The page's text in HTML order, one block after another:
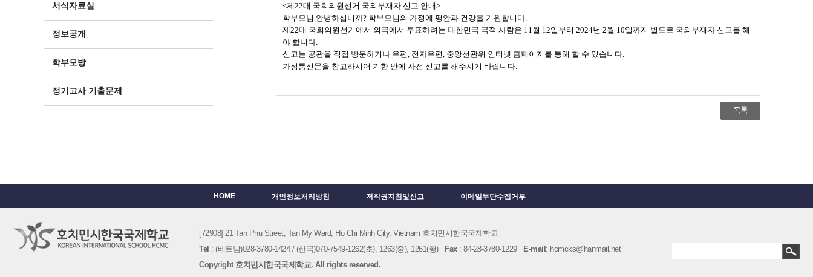
서식자료실
정보공개
학부모방
정기고사 기출문제
<제22대 국회의원선거 국외부재자 신고 안내>
학부모님 안녕하십니까? 학부모님의 가정에 평안과 건강을 기원합니다.
제22대 국회의원선거에서 외국에서 투표하려는 대한민국 국적 사람은 11월 12일부터 2024년 2월 10일까지 별도로 국외부재자 신고를 해
야 합니다.
신고는 공관을 직접 방문하거나 우편, 전자우편, 중앙선관위 인터넷 홈페이지를 통해 할 수 있습니다.
가정통신문을 참고하시어 기한 안에 사전 신고를 해주시기 바랍니다.
HOME 개인정보처리방침 저작권지침및신고 이메일무단수집거부
[72908] 21 Tan Phu Street, Tan My Ward, Ho Chi Minh City, Vietnam 호치민시한국국제학교
Tel : (베트남)028-3780-1424 / (한국)070-7549-1262(초), 1263(중), 1261(행) Fax: 84-28-3780-1229 E-mail : hcmcks@hanmail.net
Copyright 호치민시한국국제학교. All rights reserved.